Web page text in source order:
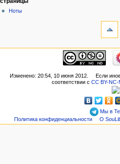
Ноты
Изменено: 20:54, 10 июня 2012.
Если
соответствии сCC BY-NC-
Мы в
Политика конфиденциальности
О